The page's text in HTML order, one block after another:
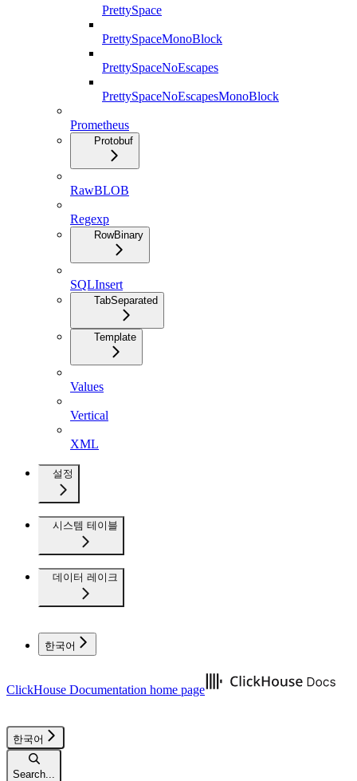
PrettySpace
PrettySpaceMonoBlock
PrettySpaceNoEscapes
PrettySpaceNoEscapesMonoBlock
Prometheus
Protobuf
RawBLOB
Regexp
RowBinary
SQLInsert
TabSeparated
Template
Values
Vertical
XML
설정
시스템 테이블
데이터 레이크
한국어
ClickHouse Documentation home page
한국어
Search...